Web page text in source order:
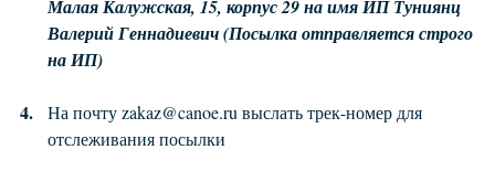
Малая Калужская, 15, корпус 29 на имя ИП Туниянц
Валерий Геннадиевич (Посылка отправляется строго
на ИП)
На почту zakaz@canoe.ru выслать трек-номер для
отслеживания посылки